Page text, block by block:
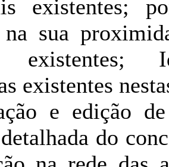
existentes;
sua
existentes;
existentes
e edição de
do